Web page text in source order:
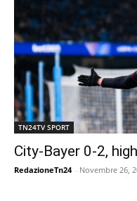
TN24TV SPORT
City-Bayer 0-2,
RedazioneTn24 - Novembre 26,